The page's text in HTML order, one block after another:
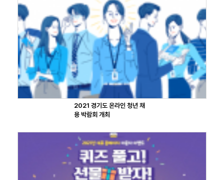
2021 경기도 온라인 청년 채
용 박람회 개최